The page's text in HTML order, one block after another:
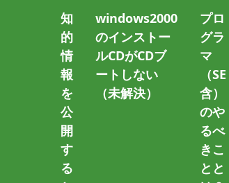
知
的
情
報
を
公
開
す
る
windows2000
のインストー
ルCDがCDブ
ートしない
（未解決）
プロ
グラ
マ
（SE
含）
のや
るべ
きこ
とと